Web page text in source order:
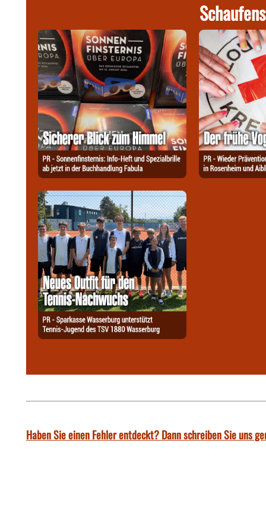
Haben Sie einen Fehler entdeckt? Dann schreiben Sie uns